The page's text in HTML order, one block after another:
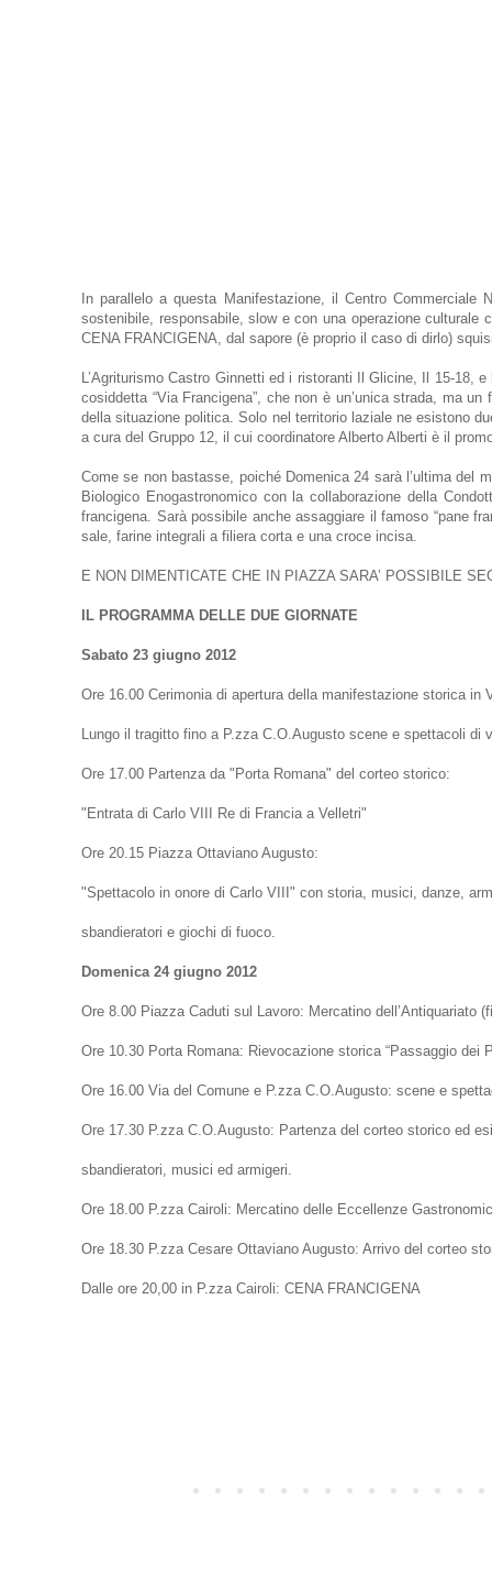
In parallelo a questa Manifestazione, il Centro Commerciale
sostenibile, responsabile, slow e con una operazione
CENA FRANCIGENA, dal sapore (è proprio il caso di dirlo)
L’Agriturismo Castro Ginnetti ed i ristoranti Il Glicine, Il 15-18,
cosiddetta “Via Francigena”, che non è un’unica strada, ma
della situazione politica. Solo nel territorio laziale ne esistono
a cura del Gruppo 12, il cui coordinatore Alberto Alberti è il
Come se non bastasse, poiché Domenica 24 sarà l’ultima del
Biologico Enogastronomico con la collaborazione della
francigena. Sarà possibile anche assaggiare il famoso “pane
sale, farine integrali a filiera corta e una croce incisa.
E NON DIMENTICATE CHE IN PIAZZA SARA’ POSSIBILE
IL PROGRAMMA DELLE DUE GIORNATE
Sabato 23 giugno 2012
Ore 16.00 Cerimonia di apertura della manifestazione storica in
Lungo il tragitto fino a P.zza C.O.Augusto scene e spettacoli di
Ore 17.00 Partenza da "Porta Romana" del corteo storico:
"Entrata di Carlo VIII Re di Francia a Velletri"
Ore 20.15 Piazza Ottaviano Augusto:
"Spettacolo in onore di Carlo VIII" con storia, musici, danze,
sbandieratori e giochi di fuoco.
Domenica 24 giugno 2012
Ore 8.00 Piazza Caduti sul Lavoro: Mercatino dell’Antiquariato
Ore 10.30 Porta Romana: Rievocazione storica “Passaggio dei
Ore 16.00 Via del Comune e P.zza C.O.Augusto: scene e
Ore 17.30 P.zza C.O.Augusto: Partenza del corteo storico ed
sbandieratori, musici ed armigeri.
Ore 18.00 P.zza Cairoli: Mercatino delle Eccellenze
Ore 18.30 P.zza Cesare Ottaviano Augusto: Arrivo del corteo
Dalle ore 20,00 in P.zza Cairoli: CENA FRANCIGENA